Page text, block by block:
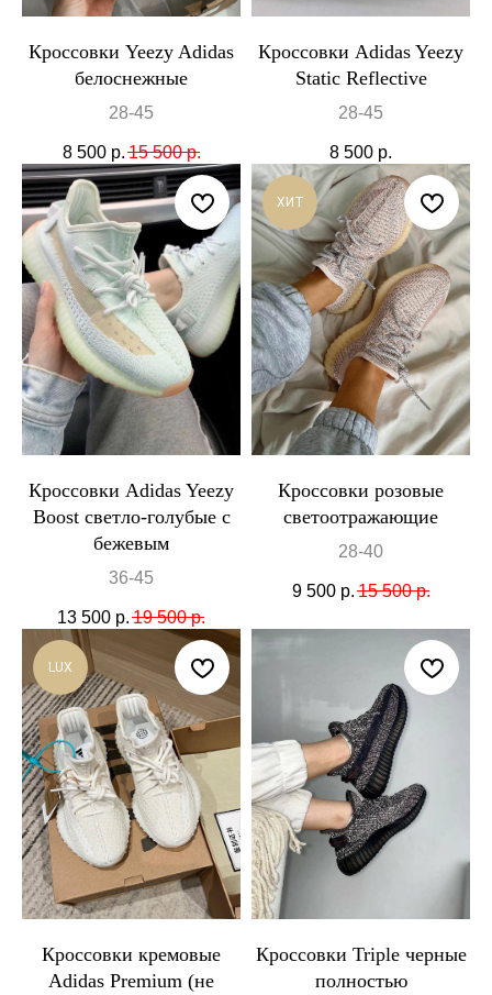
Кроссовки Yeezy Adidas
белоснежные
28-45
8 500 р. 15 500 р.
Кроссовки Adidas Yeezy
Static Reflective
28-45
8 500 р.
Кроссовки Adidas Yeezy
Boost светло-голубые с
бежевым
36-45
13 500 р. 19 500 р.
ХИТ
Кроссовки розовые
светоотражающие
28-40
9 500 р. 15 500 р.
LUX
Кроссовки кремовые
Adidas Premium (не
Кроссовки Triple черные
полностью